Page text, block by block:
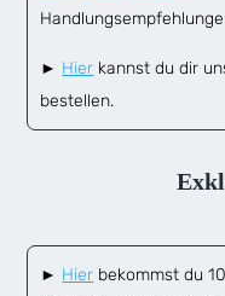
► Hier kannst du dir
bestellen.
► Hier bekommst du